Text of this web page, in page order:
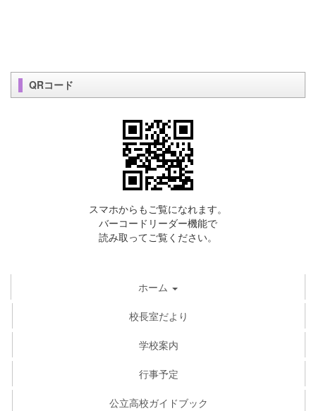
QRコード
スマホからもご覧になれます。
バーコードリーダー機能で
読み取ってご覧ください。
ホーム
校長室だより
学校案内
行事予定
公立高校ガイドブック